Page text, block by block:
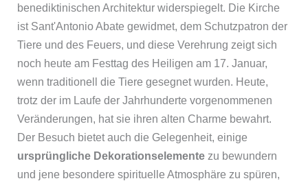
benediktinischen Architektur widerspiegelt. Die Kirche
ist Sant'Antonio Abate gewidmet, dem Schutzpatron der
Tiere und des Feuers, und diese Verehrung zeigt sich
noch heute am Festtag des Heiligen am 17. Januar,
wenn traditionell die Tiere gesegnet wurden. Heute,
trotz der im Laufe der Jahrhunderte vorgenommenen
Veränderungen, hat sie ihren alten Charme bewahrt.
Der Besuch bietet auch die Gelegenheit, einige
ursprüngliche Dekorationselementezu bewundern
und jene besondere spirituelle Atmosphäre zu spüren,